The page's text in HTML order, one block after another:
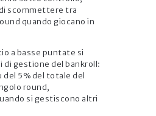
scommettere tra
quando giocano in
a basse puntate si
di gestione del bankroll:
del 5% del totale del
round,
si gestiscono altri